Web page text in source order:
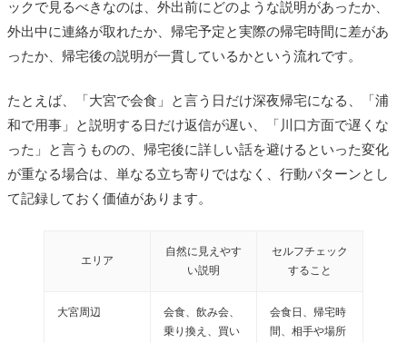
ックで見るべきなのは、外出前にどのような説明があったか、
外出中に連絡が取れたか、帰宅予定と実際の帰宅時間に差があ
ったか、帰宅後の説明が一貫しているかという流れです。
たとえば、「大宮で会食」と言う日だけ深夜帰宅になる、「浦
和で用事」と説明する日だけ返信が遅い、「川口方面で遅くな
った」と言うものの、帰宅後に詳しい話を避けるといった変化
が重なる場合は、単なる立ち寄りではなく、行動パターンとし
て記録しておく価値があります。
エリア
自然に見えやす
い説明
セルフチェック
すること
大宮周辺
会食、飲み会、
乗り換え、買い
会食日、帰宅時
間、相手や場所